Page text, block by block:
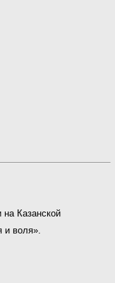
Казанской
и воля».